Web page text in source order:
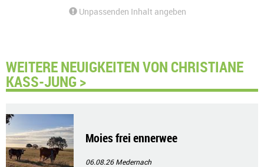
Unpassenden Inhalt angeben
WEITERE NEUIGKEITEN VON CHRISTIANE
KASS-JUNG >
Moies frei ennerwee
06.08.26Medernach